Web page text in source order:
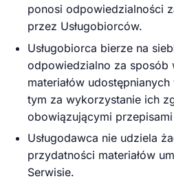
ponosi odpowiedzialności
przez Usługobiorców.
Usługobiorca bierze na
odpowiedzialno za sposób
materiałów
tym za wykorzystanie ich
obowiązującymi
Usługodawca nie udziela
przydatności materiałów
Serwisie.